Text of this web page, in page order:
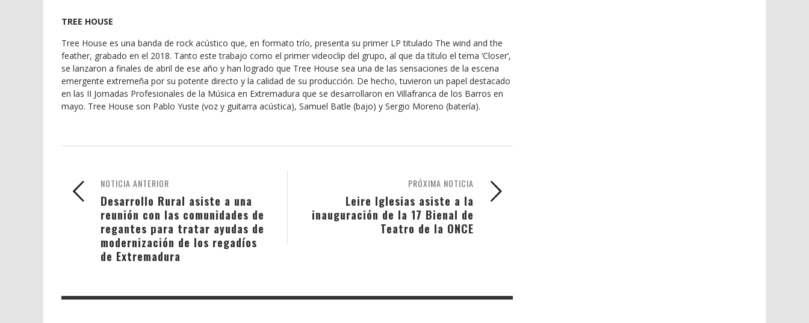
TREE HOUSE
Tree House es una banda de rock acústico que, en formato trío, presenta su primer LP titulado The wind and the
feather, grabado en el 2018. Tanto este trabajo como el primer videoclip del grupo, al que da título el tema ‘Closer’,
se lanzaron a finales de abril de ese año y han logrado que Tree House sea una de las sensaciones de la escena
emergente extremeña por su potente directo y la calidad de su producción. De hecho, tuvieron un papel destacado
en las II Jornadas Profesionales de la Música en Extremadura que se desarrollaron en Villafranca de los Barros en
mayo. Tree House son Pablo Yuste (voz y guitarra acústica), Samuel Batle (bajo) y Sergio Moreno (batería).
PRÓXIMA NOTICIA
Leire Iglesias asiste a la
inauguración de la 17 Bienal de
Teatro de la ONCE
NOTICIA ANTERIOR
Desarrollo Rural asiste a una
reunión con las comunidades de
regantes para tratar ayudas de
modernización de los regadíos
de Extremadura